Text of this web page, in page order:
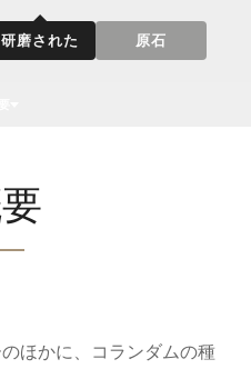
研磨された 原石
ほかに、コランダムの種